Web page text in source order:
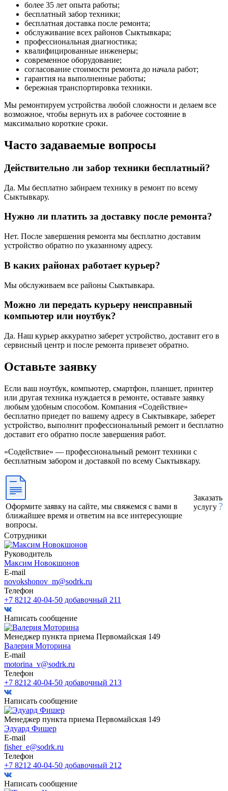
более 35 лет опыта работы;
бесплатный забор техники;
бесплатная доставка после ремонта;
обслуживание всех районов Сыктывкара;
профессиональная диагностика;
квалифицированные инженеры;
современное оборудование;
согласование стоимости ремонта до начала работ;
гарантия на выполненные работы;
бережная транспортировка техники.
Мы ремонтируем устройства любой сложности и делаем все
возможное, чтобы вернуть их в рабочее состояние в
максимально короткие сроки.
Часто задаваемые вопросы
Действительно ли забор техники бесплатный?
Да. Мы бесплатно забираем технику в ремонт по всему
Сыктывкару.
Нужно ли платить за доставку после ремонта?
Нет. После завершения ремонта мы бесплатно доставим
устройство обратно по указанному адресу.
В каких районах работает курьер?
Мы обслуживаем все районы Сыктывкара.
Можно ли передать курьеру неисправный
компьютер или ноутбук?
Да. Наш курьер аккуратно заберет устройство, доставит его в
сервисный центр и после ремонта привезет обратно.
Оставьте заявку
Если ваш ноутбук, компьютер, смартфон, планшет, принтер
или другая техника нуждается в ремонте, оставьте заявку
любым удобным способом. Компания «Содействие»
бесплатно приедет по вашему адресу в Сыктывкаре, заберет
устройство, выполнит профессиональный ремонт и бесплатно
доставит его обратно после завершения работ.
«Содействие» — профессиональный ремонт техники с
бесплатным забором и доставкой по всему Сыктывкару.
Оформите заявку на сайте, мы свяжемся с вами в
ближайшее время и ответим на все интересующие
вопросы.
Заказать
услугу
Сотрудники
Руководитель
Максим Новокшонов
E-mail
novokshonov_m@sodrk.ru
Телефон
+7 8212 40-04-50 добавочный 211
Написать сообщение
Менеджер пункта приема Первомайская 149
Валерия Моторина
E-mail
motorina_v@sodrk.ru
Телефон
+7 8212 40-04-50 добавочный 213
Написать сообщение
Менеджер пункта приема Первомайская 149
Эдуард Фишер
E-mail
fisher_e@sodrk.ru
Телефон
+7 8212 40-04-50 добавочный 212
Написать сообщение